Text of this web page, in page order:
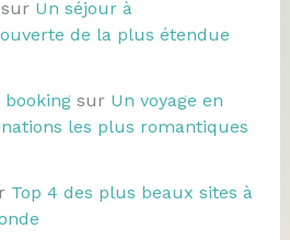
sur Un séjour à
de la plus étendue
sur Un voyage en
les plus romantiques
Top 4 des plus beaux sites à